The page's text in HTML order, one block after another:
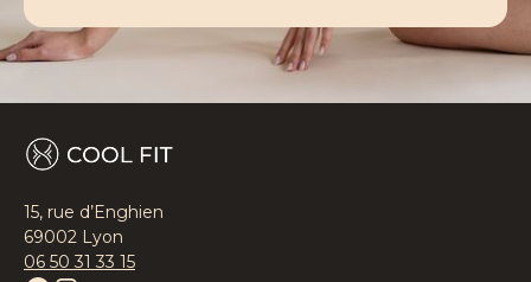
15, rue d’Enghien
69002 Lyon
06 50 31 33 15